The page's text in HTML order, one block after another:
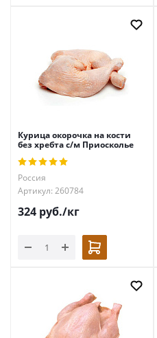
Курица окорочка на кости
без хребта с/м Приосколье
Россия
Артикул: 260784
324 руб./кг